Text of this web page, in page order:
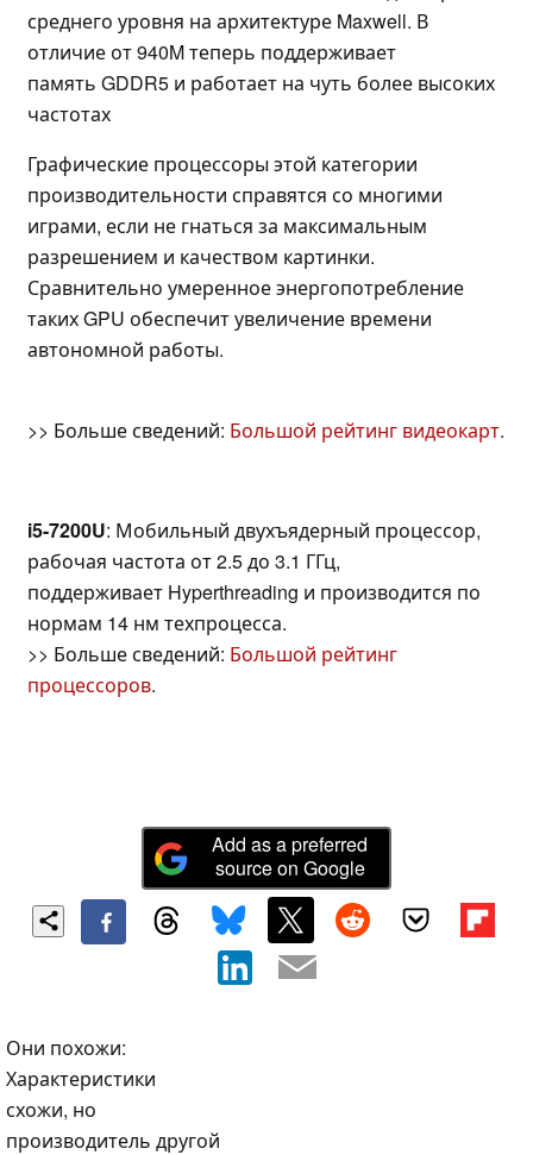
среднего уровня на архитектуре Maxwell. В
отличие от 940M теперь поддерживает
память GDDR5 и работает на чуть более высоких
частотах
Графические процессоры этой категории
производительности справятся со многими
играми, если не гнаться за максимальным
разрешением и качеством картинки.
Сравнительно умеренное энергопотребление
таких GPU обеспечит увеличение времени
автономной работы.
>> Больше сведений: Большой рейтинг видеокарт.
i5-7200U: Мобильный двухъядерный процессор,
рабочая частота от 2.5 до 3.1 ГГц,
поддерживает Hyperthreading и производится по
нормам 14 нм техпроцесса.
>> Больше сведений: Большой рейтинг
процессоров.
Add as a preferred
source on Google
Они похожи:
Характеристики
схожи, но
производитель другой